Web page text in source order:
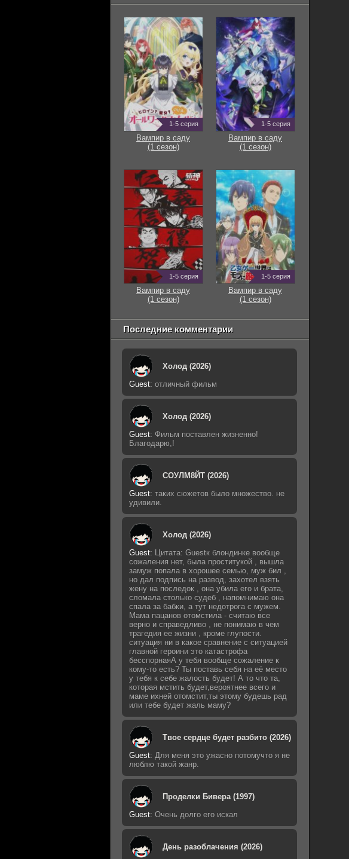
1-5 серия
Вампир в саду
(1 сезон)
1-5 серия
Вампир в саду
(1 сезон)
1-5 серия
Вампир в саду
(1 сезон)
1-5 серия
Вампир в саду
(1 сезон)
Последние комментарии
Холод (2026)
Guest: отличный фильм
Холод (2026)
Guest: Фильм поставлен жизненно!
Благодарю,!
СОУЛМ8ЙТ (2026)
Guest: таких сюжетов было множество. не
удивили.
Холод (2026)
Guest: Цитата: Guestк блондинке вообще
сожаления нет, была проститукой , вышла
замуж попала в хорошее семью, муж бил ,
но дал подпись на развод, захотел взять
жену на последок , она убила его и брата,
сломала столько судеб , напомнимаю она
спала за бабки, а тут недотрога с мужем.
Мама пацанов отомстила - считаю все
верно и справедливо , не понимаю в чем
трагедия ее жизни , кроме глупости.
ситуация ни в какое сравнение с ситуацией
главной героини это катастрофа
бесспорнаяА у тебя вообще сожаление к
кому-то есть? Ты поставь себя на её место
у тебя к себе жалость будет! А то что та,
которая мстить будет,вероятнее всего и
маме ихней отомстит,ты этому будешь рад
или тебе будет жаль маму?
Твое сердце будет разбито (2026)
Guest: Для меня это ужасно потомучто я не
люблю такой жанр.
Проделки Бивера (1997)
Guest: Очень долго его искал
День разоблачения (2026)